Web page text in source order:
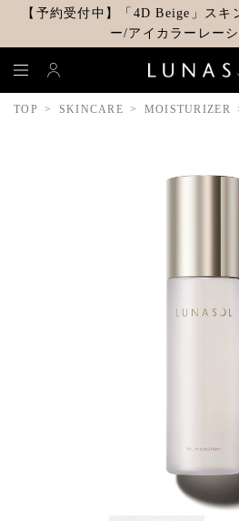
【予約受付中】「4D Beige」スキ
ー/アイカラーレー
TOP SKINCARE MOISTURIZER